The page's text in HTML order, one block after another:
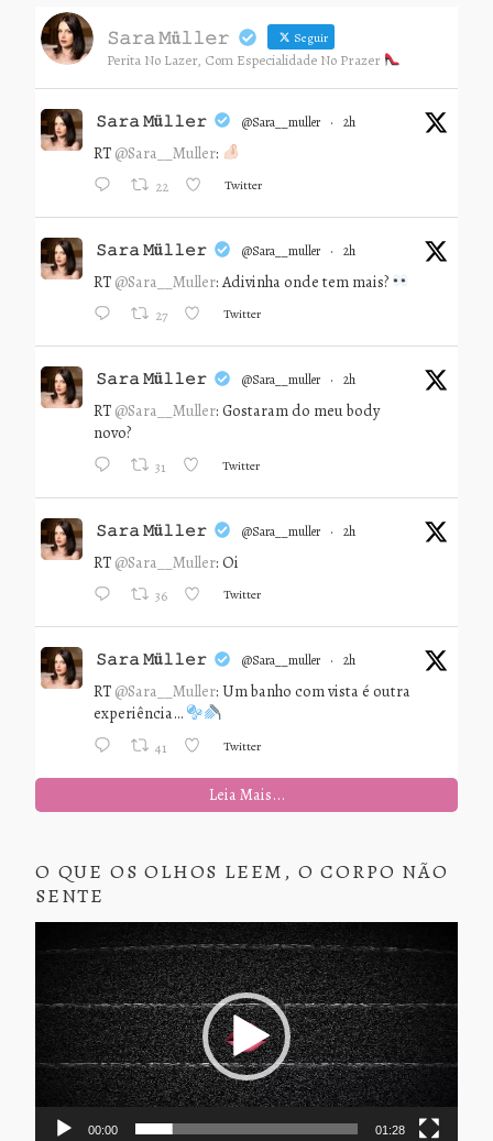
𝚂𝚊𝚛𝚊 𝙼ü𝚕𝚕𝚎𝚛 Seguir
Perita No Lazer, Com Especialidade No Prazer
𝚂𝚊𝚛𝚊 𝙼ü𝚕𝚕𝚎𝚛 @sara__muller · 2h
RT @Sara__Muller:
22 Twitter
𝚂𝚊𝚛𝚊 𝙼ü𝚕𝚕𝚎𝚛 @sara__muller · 2h
RT @Sara__Muller: Adivinha onde tem mais?
27 Twitter
𝚂𝚊𝚛𝚊 𝙼ü𝚕𝚕𝚎𝚛 @sara__muller · 2h
RT @Sara__Muller: Gostaram do meu body
novo?
31 Twitter
𝚂𝚊𝚛𝚊 𝙼ü𝚕𝚕𝚎𝚛 @sara__muller · 2h
RT @Sara__Muller: Oi
36 Twitter
𝚂𝚊𝚛𝚊 𝙼ü𝚕𝚕𝚎𝚛 @sara__muller · 2h
RT @Sara__Muller: Um banho com vista é outra
experiência…
41 Twitter
Leia Mais...
O QUE OS OLHOS LEEM, O CORPO NÃO
SENTE
de
vídeo
00:00 01:28